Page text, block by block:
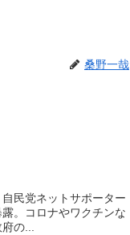
桑野一哉
民党ネットサポーター
。コロナやワクチンな
の...